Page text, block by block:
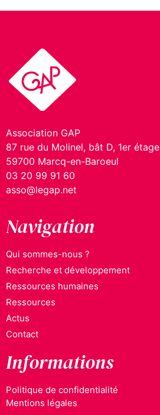
Association GAP
87 rue du Molinel, bât D, 1er étage
59700 Marcq-en-Baroeul
03 20 99 91 60
asso@legap.net
Navigation
Qui sommes-nous ?
Recherche et développement
Ressources humaines
Ressources
Actus
Contact
Informations
Politique de confidentialité
Mentions légales